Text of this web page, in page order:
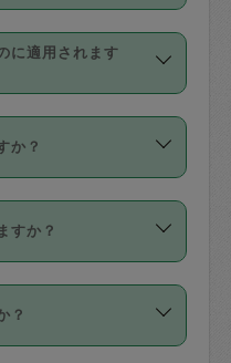
個別にタスカジさ
整してくださ
えての調整はで
害保険の対象外
業や危険作業、屋
す。
ストランで料理関
いた方、日本で
英語の先生とし
ィリピン出身の
ラウンドの方が
々です。
で、各自の得意
局との面接と説明
、身分証明書の
いています。外国
ジさんトレーニ
フトレーニングの
合格したタスカ
ます。
は１件目のレビュ
に適用されます
との間でタスカジ
間内での作業に
囲は、掃除、洗
たり、人にけが
対象で、補償金額
か？
に3日後（72時間
能となっていま
をかけることが
すか？
下の2種類がありま
？